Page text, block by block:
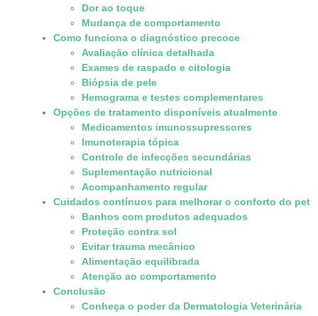
Dor ao toque
Mudança de comportamento
Como funciona o diagnóstico precoce
Avaliação clínica detalhada
Exames de raspado e citologia
Biópsia de pele
Hemograma e testes complementares
Opções de tratamento disponíveis atualmente
Medicamentos imunossupressores
Imunoterapia tópica
Controle de infecções secundárias
Suplementação nutricional
Acompanhamento regular
Cuidados contínuos para melhorar o conforto do pet
Banhos com produtos adequados
Proteção contra sol
Evitar trauma mecânico
Alimentação equilibrada
Atenção ao comportamento
Conclusão
Conheça o poder da Dermatologia Veterinária